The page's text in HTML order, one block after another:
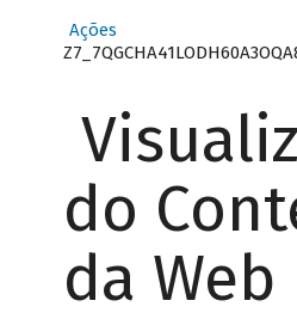
Ações
do
da Web